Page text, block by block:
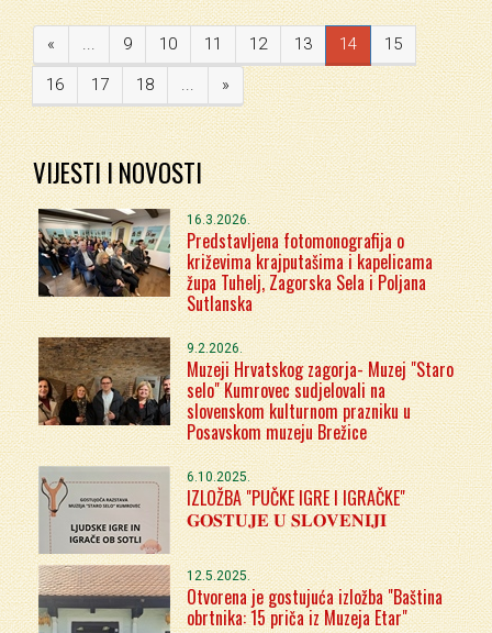
« ... 9 10 11 12 13 14 15
16 17 18 ... »
VIJESTI I NOVOSTI
16.3.2026.
Predstavljena fotomonografija o
križevima krajputašima i kapelicama
župa Tuhelj, Zagorska Sela i Poljana
Sutlanska
9.2.2026.
Muzeji Hrvatskog zagorja- Muzej "Staro
selo" Kumrovec sudjelovali na
slovenskom kulturnom prazniku u
Posavskom muzeju Brežice
6.10.2025.
IZLOŽBA "PUČKE IGRE I IGRAČKE"
𝐆𝐎𝐒𝐓𝐔𝐉𝐄 𝐔 𝐒𝐋𝐎𝐕𝐄𝐍𝐈𝐉𝐈
12.5.2025.
Otvorena je gostujuća izložba "Baština
obrtnika: 15 priča iz Muzeja Etar"